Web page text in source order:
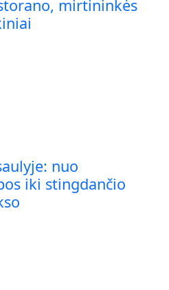
mirtininkės
nuo
iki stingdančio